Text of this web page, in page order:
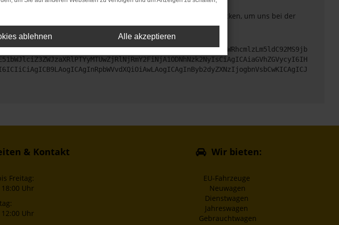
das Problem zu beheben. Du kannst uns diesen Text schicken, um uns bei der
& Kontakt
Freitag:
Uhr
Uhr
Wir bieten:
EU-Fahrzeuge
Neuwagen
Dienstwagen
Jahreswagen
Gebrauchtwagen
ablehnen Alle akzeptieren